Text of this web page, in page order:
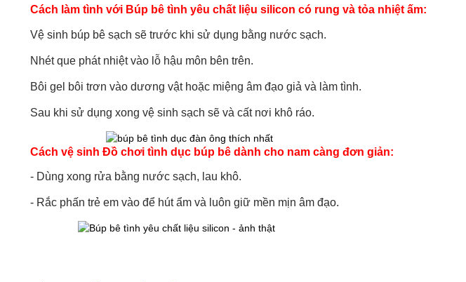
Cách làm tình với Búp bê tình yêu chất liệu silicon có rung và tỏa nhiệt ấm:
Vệ sinh búp bê sạch sẽ trước khi sử dụng bằng nước sạch.
Nhét que phát nhiệt vào lỗ hậu môn bên trên.
Bôi gel bôi trơn vào dương vật hoặc miệng âm đạo giả và làm tình.
Sau khi sử dụng xong vệ sinh sạch sẽ và cất nơi khô ráo.
Cách vệ sinh Đồ chơi tình dục búp bê dành cho nam càng đơn giản:
- Dùng xong rửa bằng nước sạch, lau khô.
- Rắc phấn trẻ em vào để hút ẩm và luôn giữ mền mịn âm đạo.